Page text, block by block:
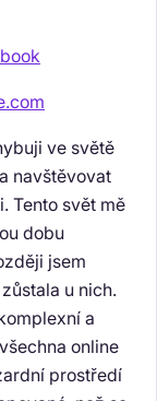
ve světě
navštěvovat
Tento svět mě
dobu
jsem
u nich.
a
online
prostředí